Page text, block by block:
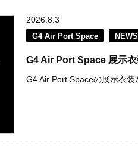
2026.8.3
G4 Air Port Space NEWS
G4 Air Port Space 展示
G4 Air Port Spaceの展示衣